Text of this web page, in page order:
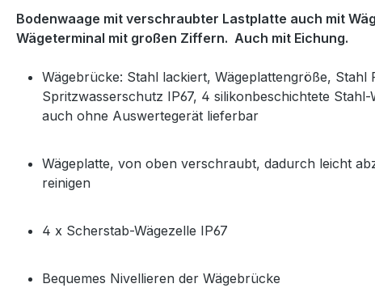
Bodenwaage mit verschraubter Lastplatte auch mit
Wägeterminal mit großen Ziffern. Auch mit Eichung.
Wägebrücke: Stahl lackiert, Wägeplattengröße,
Spritzwasserschutz IP67, 4 silikonbeschichtete
auch ohne Auswertegerät lieferbar
Wägeplatte, von oben verschraubt, dadurch leicht
reinigen
4 x Scherstab-Wägezelle IP67
Bequemes Nivellieren der Wägebrücke